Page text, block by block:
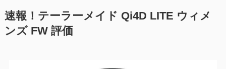
速報！テーラーメイド Qi4D LITE ウィメ
ンズ FW 評価